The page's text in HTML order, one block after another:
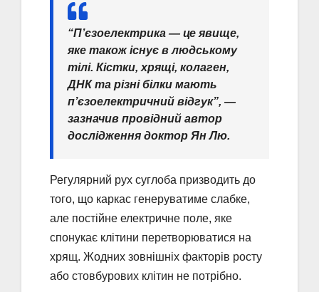
“П’єзоелектрика — це явище,
яке також існує в людському
тілі. Кістки, хрящі, колаген,
ДНК та різні білки мають
п’єзоелектричний відгук”, —
зазначив провідний автор
дослідження доктор Ян Лю.
Регулярний рух суглоба призводить до
того, що каркас генеруватиме слабке,
але постійне електричне поле, яке
спонукає клітини перетворюватися на
хрящ. Жодних зовнішніх факторів росту
або стовбурових клітин не потрібно.